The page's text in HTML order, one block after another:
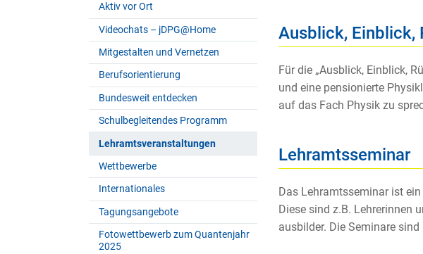
Aktiv vor Ort
Videochats – jDPG@Home
Mitgestalten und Vernetzen
Berufsorientierung
Bundesweit entdecken
Schulbegleitendes Programm
Lehramtsveranstaltungen
Wettbewerbe
Internationales
Tagungsangebote
Fotowettbewerb zum Quantenjahr
2025
Ausblick, Einblick,
Für die „Ausblick, Einblick,
und eine pensionierte
auf das Fach Physik zu
Lehramtsseminar
Das Lehramtsseminar ist ein
Diese sind z.B. Lehrerinnen
ausbilder. Die Seminare